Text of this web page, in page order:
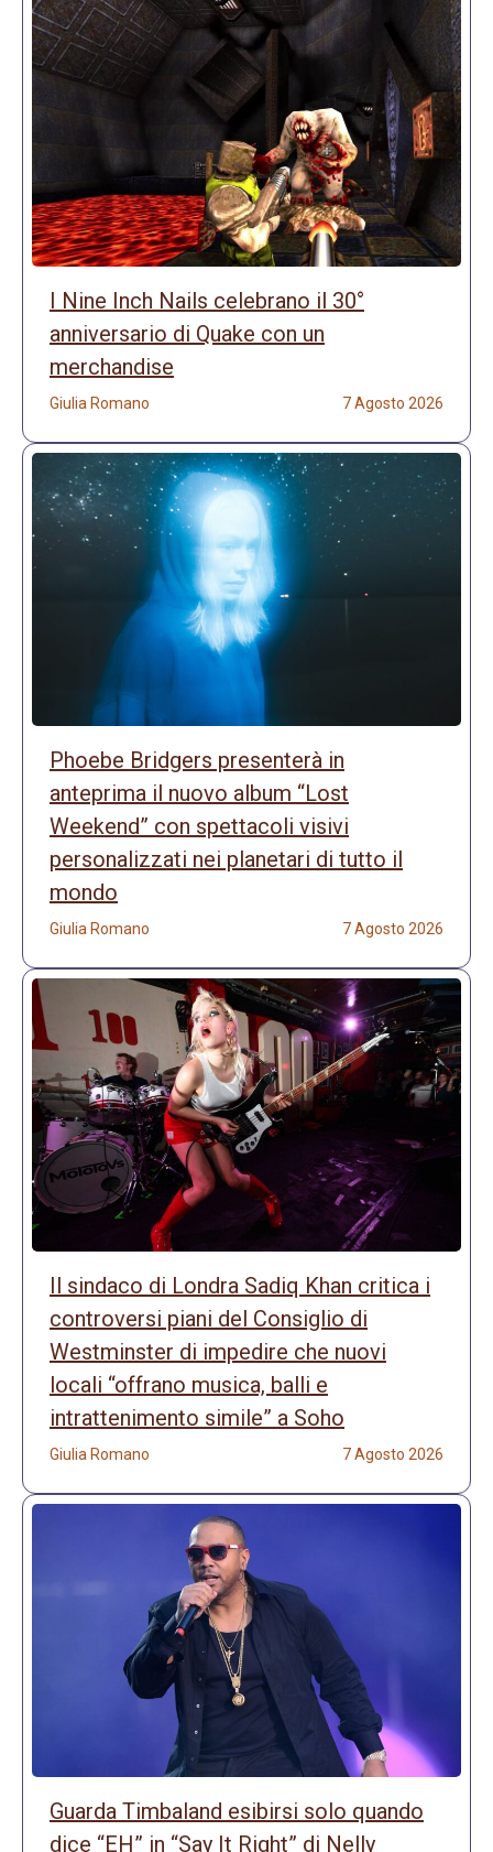
I Nine Inch Nails celebrano il 30°
anniversario di Quake con un
merchandise
Giulia Romano 7 Agosto 2026
Phoebe Bridgers presenterà in
anteprima il nuovo album “Lost
Weekend” con spettacoli visivi
personalizzati nei planetari di tutto il
mondo
Giulia Romano 7 Agosto 2026
Il sindaco di Londra Sadiq Khan critica i
controversi piani del Consiglio di
Westminster di impedire che nuovi
locali “offrano musica, balli e
intrattenimento simile” a Soho
Giulia Romano 7 Agosto 2026
Guarda Timbaland esibirsi solo quando
dice “EH” in “Say It Right” di Nelly